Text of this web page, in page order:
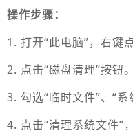
操作步骤：
1. 打开“此电脑”，右键
2. 点击“磁盘清理”按钮。
3. 勾选“临时文件”、“系
4. 点击“清理系统文件